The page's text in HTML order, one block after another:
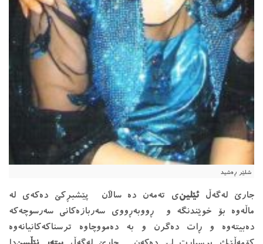
شلێر ڕەشید
جارێ لەگەڵئێلین‌ی تەمەن دە ساڵان پێشبڕکێ دەکەی لە
ماڵەوە بۆ خوێندنگە و ڕووبەڕووی سەربازەکانی سەرسوچەکە
دەبیتەوە و ڕات دەگرن و بە دەمووچاوە ترسناکەکانیانەوە